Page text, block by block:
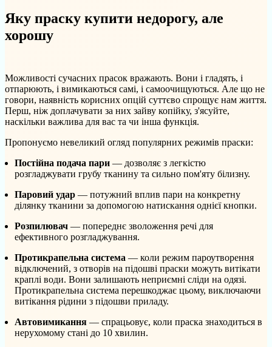
Яку праску купити недорогу, але
хорошу
Можливості сучасних прасок вражають. Вони і гладять, і
отпарюють, і вимикаються самі, і самоочищуються. Але що не
говори, наявність корисних опцій суттєво спрощує нам життя.
Перш, ніж доплачувати за них зайву копійку, з'ясуйте,
наскільки важлива для вас та чи інша функція.
Пропонуємо невеликий огляд популярних режимів праски:
Постійна подача пари — дозволяє з легкістю
розгладжувати грубу тканину та сильно пом'яту білизну.
Паровий удар — потужний вплив пари на конкретну
ділянку тканини за допомогою натискання однієї кнопки.
Розпилювач — попереднє зволоження речі для
ефективного розгладжування.
Протикрапельна система — коли режим пароутворення
відключений, з отворів на підошві праски можуть витікати
краплі води. Вони залишають неприємні сліди на одязі.
Протикрапельна система перешкоджає цьому, виключаючи
витікання рідини з підошви приладу.
Автовимикання — спрацьовує, коли праска знаходиться в
нерухомому стані до 10 хвилин.